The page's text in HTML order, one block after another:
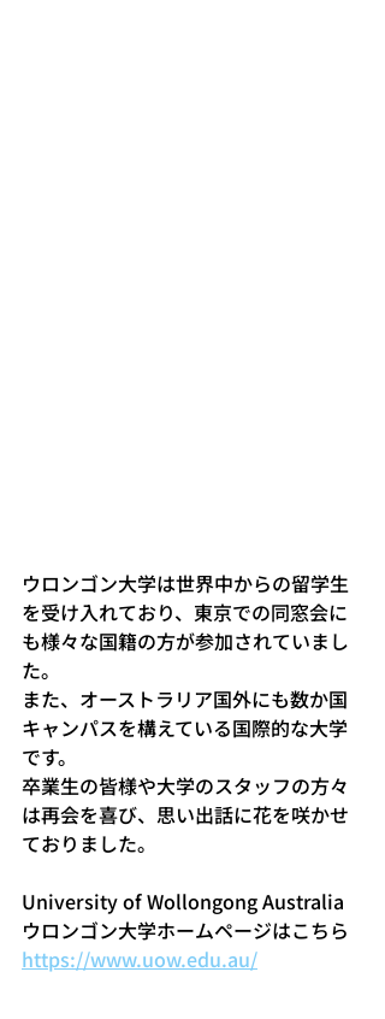
ウロンゴン大学は世界中からの留学生
を受け入れており、東京での同窓会に
も様々な国籍の方が参加されていまし
た。
また、オーストラリア国外にも数か国
キャンパスを構えている国際的な大学
です。
卒業生の皆様や大学のスタッフの方々
は再会を喜び、思い出話に花を咲かせ
ておりました。
University of Wollongong Australia
ウロンゴン大学ホームページはこちら
https://www.uow.edu.au/